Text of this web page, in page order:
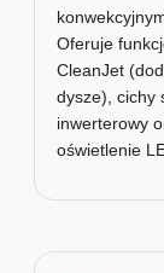
Oferuje
CleanJet
dysze), cichy
inwerterowy
oświetlenie